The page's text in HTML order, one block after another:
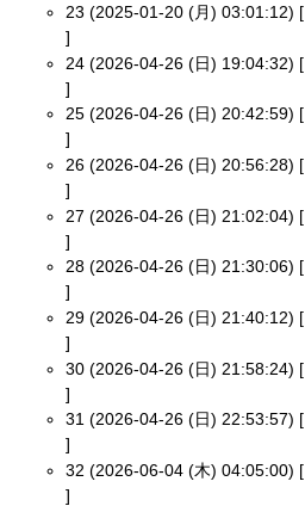
23 (2025-01-20 (月) 03:01:12) [
]
24 (2026-04-26 (日) 19:04:32) [
]
25 (2026-04-26 (日) 20:42:59) [
]
26 (2026-04-26 (日) 20:56:28) [
]
27 (2026-04-26 (日) 21:02:04) [
]
28 (2026-04-26 (日) 21:30:06) [
]
29 (2026-04-26 (日) 21:40:12) [
]
30 (2026-04-26 (日) 21:58:24) [
]
31 (2026-04-26 (日) 22:53:57) [
]
32 (2026-06-04 (木) 04:05:00) [
]